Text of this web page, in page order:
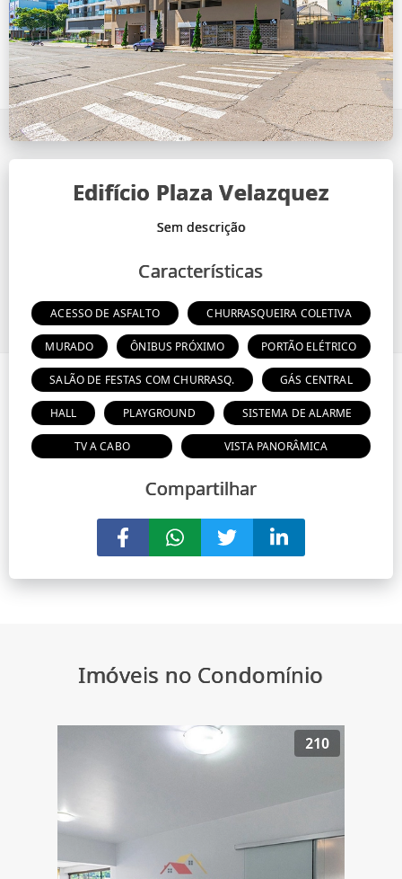
Edifício Plaza Velazquez
Sem descrição
Características
ACESSO DE ASFALTO CHURRASQUEIRA COLETIVA
MURADO ÔNIBUS PRÓXIMO PORTÃO ELÉTRICO
SALÃO DE FESTAS COM CHURRASQ. GÁS CENTRAL
HALL PLAYGROUND SISTEMA DE ALARME
TV A CABO VISTA PANORÂMICA
Compartilhar
Imóveis no Condomínio
210